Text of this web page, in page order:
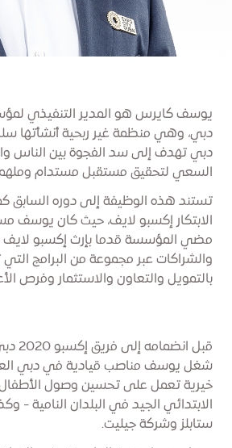
يوسف كايرس هو المدير التنفيذي
دبي، وهي منظمة غير ربحية أنشأتها
دبي تهدف إلى سد الفجوة بين الناس
السعي لتحقيق مستقبل مستدام
تستند هذه الوظيفة إلى دوره السابق
الابتكار إكسبو لايف، حيث كان يوسف
مضي المؤسسة قدما بإرث إكسبو لايف
والشراكات عبر مجموعة من البرامج
بالتمويل والتعاون والاستثمار وفرص
شغل يوسف مناصب قيادية في دبي
خيرية تعمل على تحسين وصول الأطفال
الابتدائي الجيد في البلدان النامية
ستابلز وشركة جيليت.